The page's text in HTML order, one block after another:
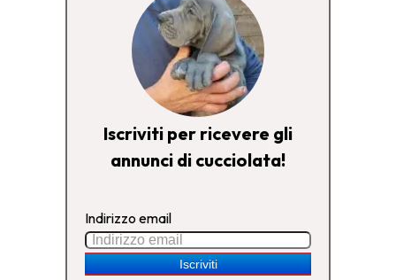
Iscriviti per ricevere gli
annunci di cucciolata!
Indirizzo email